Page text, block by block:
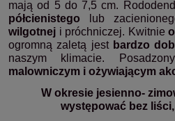
mają od 5 do 7,5 cm.
półcienistego lub
wilgotnej i próchniczej. Kwitnie
ogromną zaletą jestbardzo
naszym klimacie.
malowniczym i ożywiającym
W okresie jesienno-
występować bez